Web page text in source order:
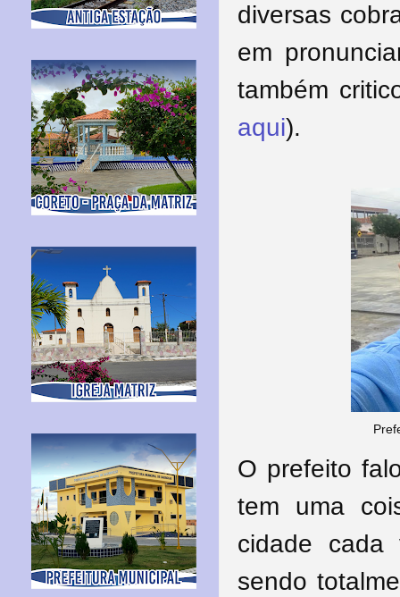
diversas
em
também
aqui).
O prefeito
tem uma
cidade
sendo